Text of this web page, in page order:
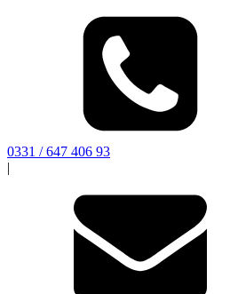
0331 / 647 406 93
|